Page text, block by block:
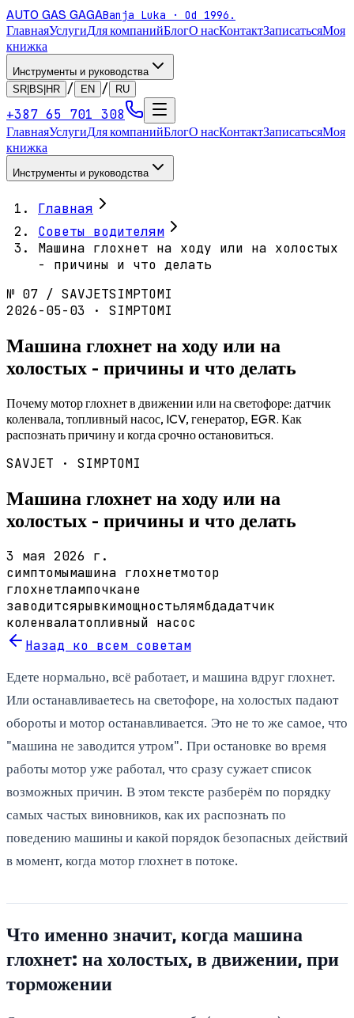
AUTO GAS GAGABanja Luka · Od 1996.
ГлавнаяУслугиДля компанийБлогО насКонтактЗаписатьсяМоя
книжка
Инструменты и руководства
SR|BS|HR
/ EN / RU
+387 65 701 308
ГлавнаяУслугиДля компанийБлогО насКонтактЗаписатьсяМоя
книжка
Инструменты и руководства
Главная
Советы водителям
Машина глохнет на ходу или на холостых
- причины и что делать
№ 07 / SAVJETSIMPTOMI
2026-05-03 · SIMPTOMI
Машина глохнет на ходу или на
холостых - причины и что делать
Почему мотор глохнет в движении или на светофоре: датчик
коленвала, топливный насос, ICV, генератор, EGR. Как
распознать причину и когда срочно остановиться.
SAVJET · SIMPTOMI
Машина глохнет на ходу или на
холостых - причины и что делать
3 мая 2026 г.
симптомымашина глохнетмотор
глохнетлампочкане
заводитсярывкимощностьлямбдадатчик
коленвалатопливный насос
Назад ко всем советам
Едете нормально, всё работает, и машина вдруг глохнет.
Или останавливаетесь на светофоре, на холостых падают
обороты и мотор останавливается. Это не то же самое, что
"машина не заводится утром". При остановке во время
работы мотор уже работал, что сразу сужает список
возможных причин. В этом тексте разберём по порядку
самых частых виновников, как их распознать по
поведению машины и какой порядок безопасных действий
в момент, когда мотор глохнет в потоке.
Что именно значит, когда машина
глохнет: на холостых, в движении, при
торможении